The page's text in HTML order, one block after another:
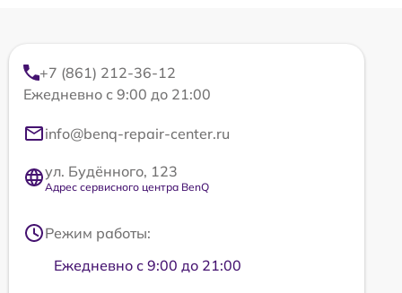
+7 (861) 212-36-12
Ежедневно с 9:00 до 21:00
info@benq-repair-center.ru
ул. Будённого, 123
Адрес сервисного центра BenQ
Режим работы:
Ежедневно с 9:00 до 21:00